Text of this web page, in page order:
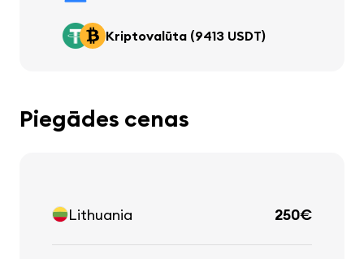
Kriptovalūta (9413 USDT)
Piegādes cenas
Lithuania 250€